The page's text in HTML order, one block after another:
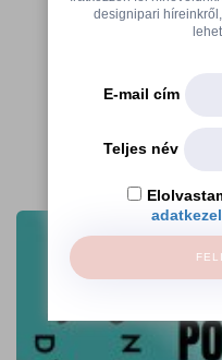
designipari
E-mail cím
Teljes név